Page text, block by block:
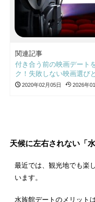
関連記事
付き合う前の映画デート
ク！失敗しない映画選び
2020年02月05日 2026年
天候に左右されない「水
最近では、観光地でも楽
います。
水族館デートのメリットは